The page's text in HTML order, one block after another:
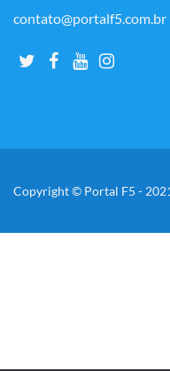
contato@portalf5.com.br
Copyright © Portal F5 -